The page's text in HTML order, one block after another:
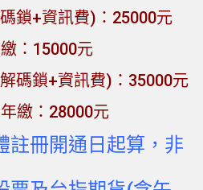
鎖+資訊費)：25000元
：15000元
碼鎖+資訊費)：35000元
繳：28000元
冊開通日起算，非